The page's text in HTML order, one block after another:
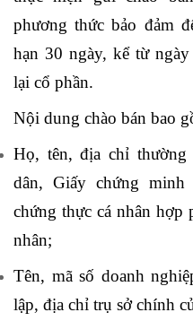
phương thức bảo đảm
hạn 30 ngày, kể từ
lại cổ phần.
Nội dung chào bán bao
Họ, tên, địa chỉ thường
dân, Giấy chứng
chứng thực cá nhân hợp
nhân;
Tên, mã số doanh
lập, địa chỉ trụ sở chính